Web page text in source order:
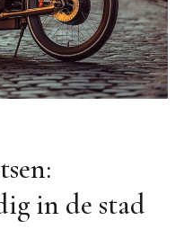
in de stad